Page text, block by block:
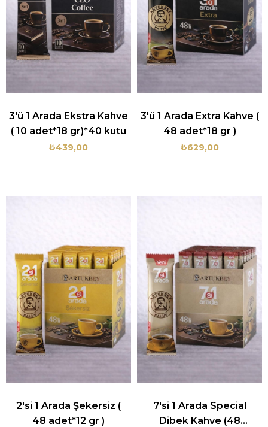
3'ü 1 Arada Ekstra Kahve
( 10 adet*18 gr)*40 kutu
₺439,00
3'ü 1 Arada Extra Kahve (
48 adet*18 gr )
₺629,00
2'si 1 Arada Şekersiz (
48 adet*12 gr )
7'si 1 Arada Special
Dibek Kahve (48